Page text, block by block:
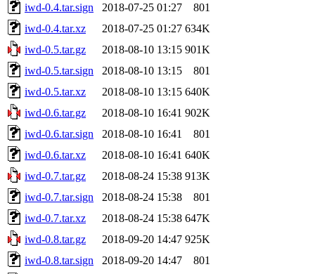
iwd-0.4.tar.sign
2018-07-25 01:27
801
iwd-0.4.tar.xz
2018-07-25 01:27 634K
iwd-0.5.tar.gz
2018-08-10 13:15 901K
iwd-0.5.tar.sign
2018-08-10 13:15
801
iwd-0.5.tar.xz
2018-08-10 13:15 640K
iwd-0.6.tar.gz
2018-08-10 16:41 902K
iwd-0.6.tar.sign
2018-08-10 16:41
801
iwd-0.6.tar.xz
2018-08-10 16:41 640K
iwd-0.7.tar.gz
2018-08-24 15:38 913K
iwd-0.7.tar.sign
2018-08-24 15:38
801
iwd-0.7.tar.xz
2018-08-24 15:38 647K
iwd-0.8.tar.gz
2018-09-20 14:47 925K
iwd-0.8.tar.sign
2018-09-20 14:47
801